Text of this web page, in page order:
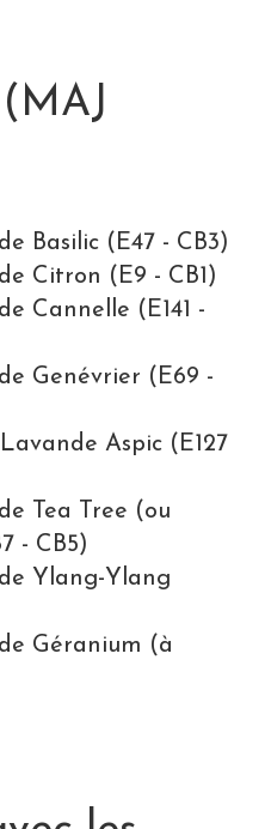
Basilic (E47 - CB3)
Citron (E9 - CB1)
Cannelle (E141 -
Genévrier (E69 -
Aspic (E127
Tea Tree (ou
- CB5)
Ylang-Ylang
Géranium (à